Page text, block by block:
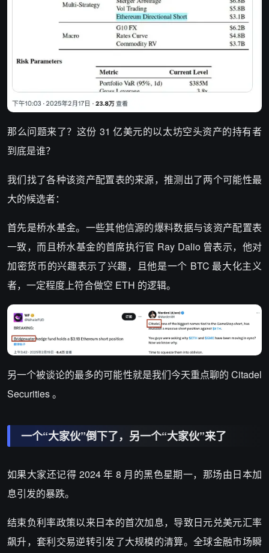
那么问题来了？这份 31 亿美元的以太坊空头资产的持有者
到底是谁？
我们找了各种该资产配置表的来源，推测出了两个可能性最
大的候选者：
首先是桥水基金。一些其他信源的爆料数据与该资产配置表
一致，而且桥水基金的首席执行官 Ray Dalio 曾表示，他对
加密货币的兴趣表示了兴趣，且他是一个 BTC 最大化主义
者，一定程度上符合做空 ETH 的逻辑。
另一个被谈论的最多的可能性就是我们今天重点聊的 Citadel
Securities 。
一个“大家伙”倒下了，另一个“大家伙”来了
如果大家还记得 2024 年 8 月的黑色星期一，那场由日本加
息引发的暴跌。
结束负利率政策以来日本的首次加息，导致日元兑美元汇率
飙升，套利交易逆转引发了大规模的清算。全球金融市场瞬